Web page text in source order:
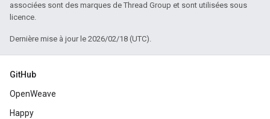
associées sont des marques de Thread Group et sont utilisées sous
licence.
Dernière mise à jour le 2026/02/18 (UTC).
GitHub
OpenWeave
Happy